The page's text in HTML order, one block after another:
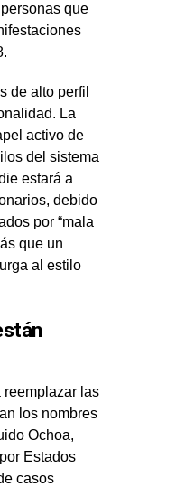
que
de alto perfil
La
activo de
del sistema
estará a
debido
por “mala
que un
al estilo
reemplazar las
los nombres
Ochoa,
Estados
casos